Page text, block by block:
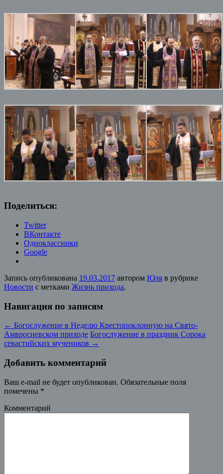
Поделиться:
Twitter
ВКонтакте
Одноклассники
Google
Запись опубликована 19.03.2017 автором Юля в рубрике
Новости с метками Жизнь прихода.
Навигация по записям
← Богослужение в Неделю Крестопоклонную на Свято-
Амвросиевском приходе Богослужение в праздник Сорока
севастийских мучеников →
Добавить комментарий
Ваш e-mail не будет опубликован. Обязательные поля
помечены *
Комментарий